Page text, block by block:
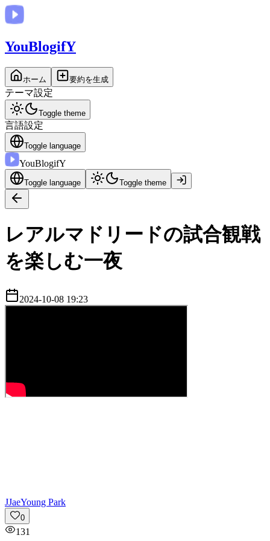
YouBlogifY
ホーム 要約を生成
テーマ設定
Toggle theme
言語設定
Toggle language
YouBlogifY
Toggle language Toggle theme
レアルマドリードの試合観戦
を楽しむ一夜
2024-10-08 19:23
JJaeYoung Park
0
131